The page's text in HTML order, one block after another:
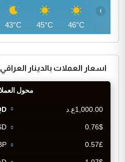
46°C
45°C
43°C
›
اسعار العملات بالدينار العراقي